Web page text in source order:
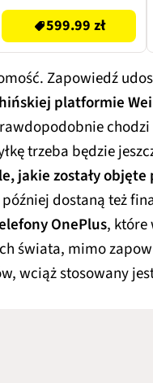
599.99 zł
Zapowiedź
platformie
trzeba będzie
jakie zostały
dostaną też
OnePlus, które
świata, mimo
wciąż stosowany